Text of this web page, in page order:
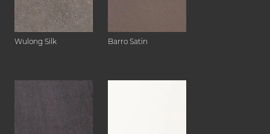
Wulong Silk Barro Satin